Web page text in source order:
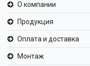
О компании
Продукция
Оплата и доставка
Монтаж